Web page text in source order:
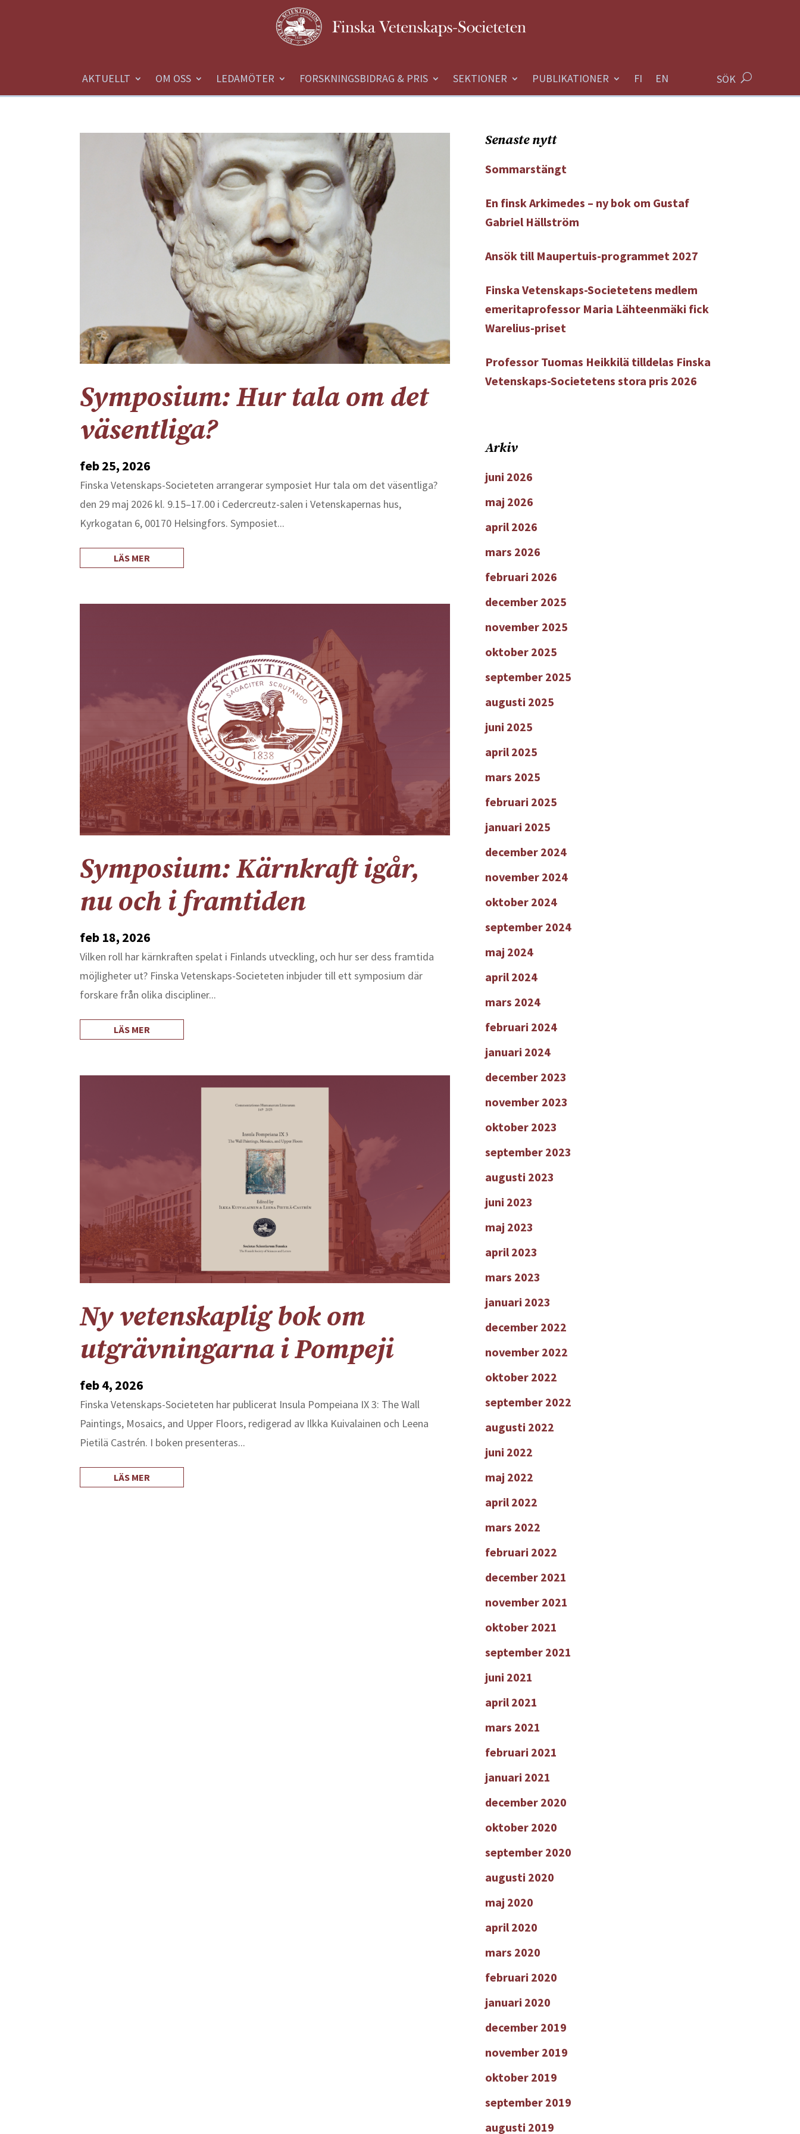
AKTUELLT OM OSS LEDAMÖTER FORSKNINGSBIDRAG & PRIS SEKTIONER PUBLIKATIONER SÖK
Symposium: Hur tala om det
väsentliga?
feb 25, 2026
Finska Vetenskaps-Societeten arrangerar symposiet Hur tala om det väsentliga?
den 29 maj 2026 kl. 9.15–17.00 i Cedercreutz-salen i Vetenskapernas hus,
Kyrkogatan 6, 00170 Helsingfors. Symposiet...
LÄS MER
Symposium: Kärnkraft igår,
nu och i framtiden
feb 18, 2026
Vilken roll har kärnkraften spelat i Finlands utveckling, och hur ser dess framtida
möjligheter ut? Finska Vetenskaps-Societeten inbjuder till ett symposium där
forskare från olika discipliner...
LÄS MER
Ny vetenskaplig bok om
utgrävningarna i Pompeji
feb 4, 2026
Finska Vetenskaps-Societeten har publicerat Insula Pompeiana IX 3: The Wall
Paintings, Mosaics, and Upper Floors, redigerad av Ilkka Kuivalainen och Leena
Pietilä Castrén. I boken presenteras...
LÄS MER
Senaste nytt
Sommarstängt
En finsk Arkimedes – ny bok om Gustaf
Gabriel Hällström
Ansök till Maupertuis-programmet 2027
Finska Vetenskaps-Societetens medlem
emeritaprofessor Maria Lähteenmäki fick
Warelius-priset
Professor Tuomas Heikkilä tilldelas Finska
Vetenskaps-Societetens stora pris 2026
Arkiv
juni 2026
maj 2026
april 2026
mars 2026
februari 2026
december 2025
november 2025
oktober 2025
september 2025
augusti 2025
juni 2025
april 2025
mars 2025
februari 2025
januari 2025
december 2024
november 2024
oktober 2024
september 2024
maj 2024
april 2024
mars 2024
februari 2024
januari 2024
december 2023
november 2023
oktober 2023
september 2023
augusti 2023
juni 2023
maj 2023
april 2023
mars 2023
januari 2023
december 2022
november 2022
oktober 2022
september 2022
augusti 2022
juni 2022
maj 2022
april 2022
mars 2022
februari 2022
december 2021
november 2021
oktober 2021
september 2021
juni 2021
april 2021
mars 2021
februari 2021
januari 2021
december 2020
oktober 2020
september 2020
augusti 2020
maj 2020
april 2020
mars 2020
februari 2020
januari 2020
december 2019
november 2019
oktober 2019
september 2019
augusti 2019